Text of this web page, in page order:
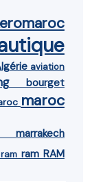
aviation
bourget
maroc
marrakech
ram ram RAM